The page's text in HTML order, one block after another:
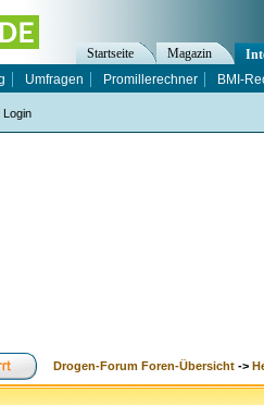
Drogen-Forum Foren-Übersicht ->
Startseite Magazin
Umfragen Promillerechner BMI-
Login